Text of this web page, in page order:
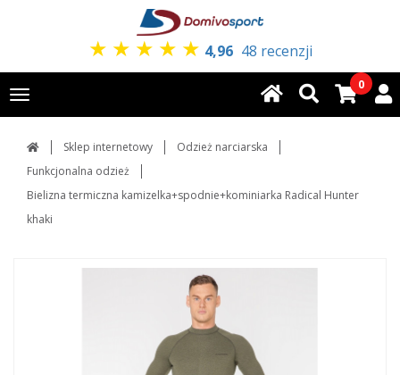
★ ★ ★ ★ ★ 4,96 48 recenzji
Toggle
navigation
0
Sklep internetowy
Odzież narciarska
Funkcjonalna odzież
Bielizna termiczna kamizelka+spodnie+kominiarka Radical Hunter
khaki